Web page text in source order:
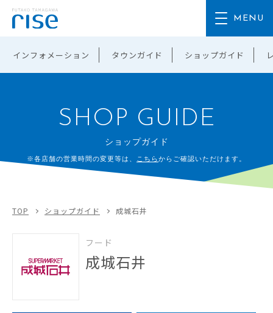
インフォメーション タウンガイド ショップガイド
SHOP GUIDE
ショップガイド
※各店舗の営業時間の変更等は、 こちらからご確認いただけます。
TOP ショップガイド 成城石井
フード
成城石井